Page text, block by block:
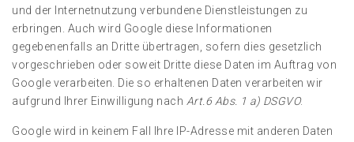
und der Internetnutzung verbundene Dienstleistungen zu
erbringen. Auch wird Google diese Informationen
gegebenenfalls an Dritte übertragen, sofern dies gesetzlich
vorgeschrieben oder soweit Dritte diese Daten im Auftrag von
Google verarbeiten. Die so erhaltenen Daten verarbeiten wir
aufgrund Ihrer Einwilligung nach Art.6 Abs. 1 a) DSGVO.
Google wird in keinem Fall Ihre IP-Adresse mit anderen Daten